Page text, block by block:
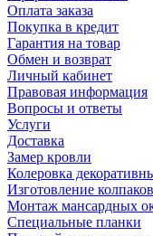
Оплата заказа
Покупка в кредит
Гарантия на товар
Обмен и возврат
Личный кабинет
Правовая информация
Вопросы и ответы
Услуги
Доставка
Замер кровли
Колеровка
Изготовление
Монтаж мансардных
Специальные планки